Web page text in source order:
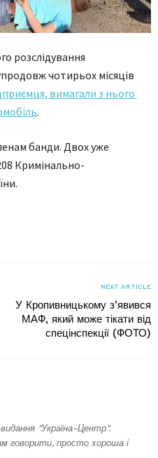
розслідування
чотирьох місяців
вимагали з нього
.
банди. Двох уже
Кримінально-
NEXT ARTICLE
У Кропивницькому з’явився
МАФ, який може тікати від
спецінспекції (ФОТО)
"Україна-Центр".
говорити, просто хороша і